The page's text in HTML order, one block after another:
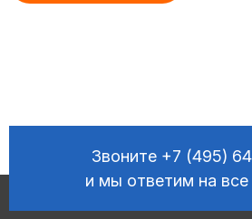
Звоните +7 (495)
и мы ответим на